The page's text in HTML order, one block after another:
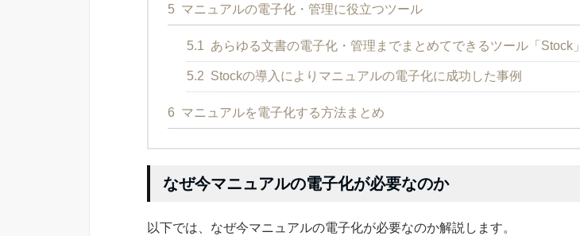
5 マニュアルの電子化・管理に役立つツール
5.1 あらゆる文書の電子化・管理までまとめてできるツール「Stock」
5.2 Stockの導入によりマニュアルの電子化に成功した事例
6 マニュアルを電子化する方法まとめ
なぜ今マニュアルの電子化が必要なのか
以下では、なぜ今マニュアルの電子化が必要なのか解説します。